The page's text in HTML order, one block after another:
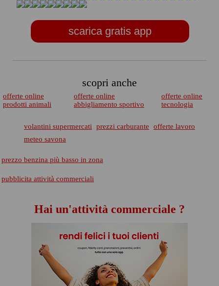
scarica gratis app
scopri anche
offerte online
prodotti animali
offerte online
abbigliamento sportivo
offerte online
tecnologia
volantini supermercati prezzi carburante
offerte lavoro
meteo savona
prezzo benzina più basso in zona
pubblicita attività commerciali
Hai un'attività commerciale ?